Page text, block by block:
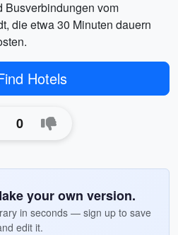
Busverbindungen vom
die etwa 30 Minuten dauern
Hotels
0
your own version.
in seconds — sign up to save
edit it.